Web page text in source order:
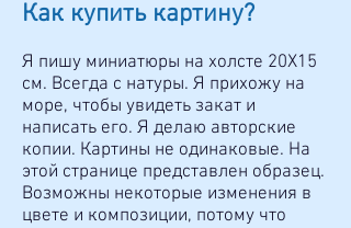
Как купить картину?
Я пишу миниатюры на холсте 20Х15
см. Всегда с натуры. Я прихожу на
море, чтобы увидеть закат и
написать его. Я делаю авторские
копии. Картины не одинаковые. На
этой странице представлен образец.
Возможны некоторые изменения в
цвете и композиции, потому что